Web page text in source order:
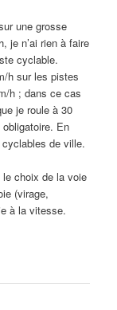
une grosse
je n’ai rien à faire
cyclable.
h sur les pistes
h ; dans ce cas
je roule à 30
En
de ville.
le choix de la voie
(virage,
à la vitesse.